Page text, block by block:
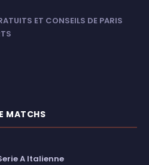
ET CONSEILS DE PARIS
MATCHS
A Italienne